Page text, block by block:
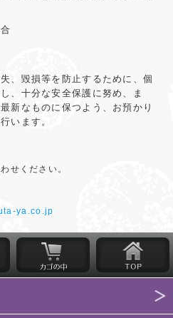
、毀損等を防止するために、個
、十分な安全保護に努め、ま
新なものに保つよう、お預かり
います。
せください。
ya.co.jp